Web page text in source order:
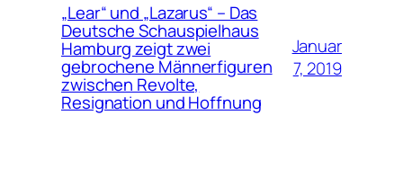
„Lear“ und „Lazarus“ – Das
Deutsche Schauspielhaus
Hamburg zeigt zwei
gebrochene Männerfiguren
zwischen Revolte,
Resignation und Hoffnung
Januar
7, 2019